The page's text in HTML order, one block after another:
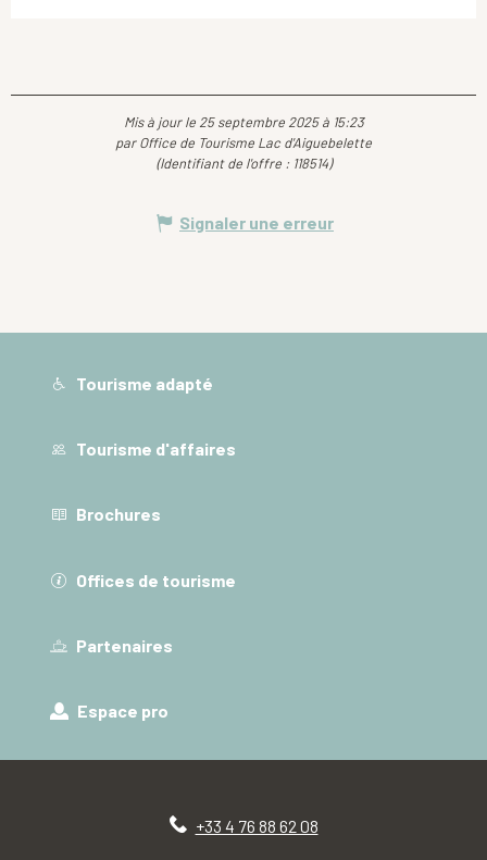
Mis à jour le 25 septembre 2025 à 15:23
par Office de Tourisme Lac d'Aiguebelette
(Identifiant de l'offre : 118514)
Signaler une erreur
Tourisme adapté
Tourisme d'affaires
Brochures
Offices de tourisme
Partenaires
Espace pro
+33 4 76 88 62 08